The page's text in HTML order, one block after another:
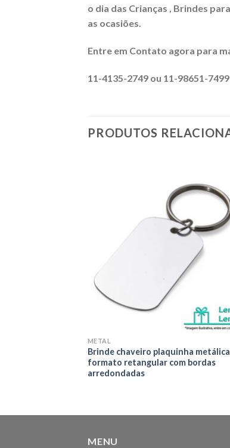
o dia das Crianças , Brindes
as ocasiões.
Entre em Contato agora para
11-4135-2749 ou 11-98651-
PRODUTOS
Adicionar
aos meus
desejos
METAL
Brinde chaveiro plaquinha metálica
formato retangular com bordas
arredondadas
MENU